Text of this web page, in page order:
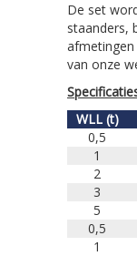
De set
staanders,
van onze
WLL (t)
0,5
1
2
3
5
0,5
1